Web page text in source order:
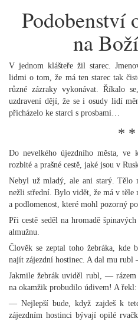
Podobenství
na
V jednom klášteře žil starec.
lidmi o tom, že má ten starec tak
různé zázraky vykonávat. Říkalo
uzdravení dějí, že se i osudy lidí
přicházelo ke starci s prosbami…
* *
Do nevelkého újezdního města, ve
rozbité a prašné cestě, jaké jsou v
Nebyl už mladý, ale ani starý. Tělo
nežli střední. Bylo vidět, že má v
a podlomenost, které mohl pozorný
Při cestě seděl na hromadě
almužnu.
Člověk se zeptal toho žebráka, kde
najít zájezdní hostinec. A dal mu rubl
Jakmile žebrák uviděl rubl, — rázem
na okamžik probudilo údivem! A řekl:
— Nejlepší bude, když zajdeš k
zájezdním hostinci bývají opilé